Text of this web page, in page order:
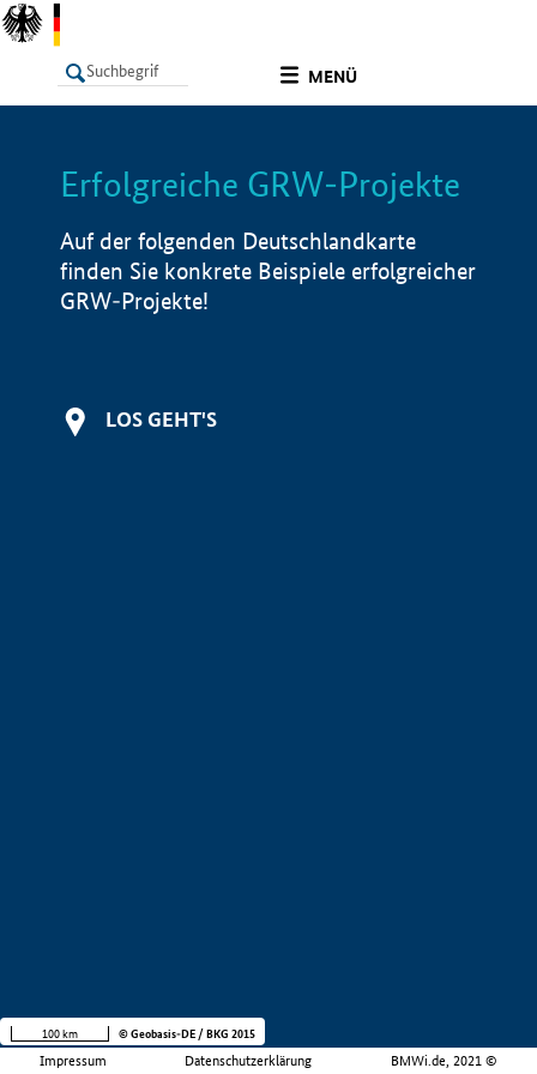
MENÜ
LISTE Info
Erfolgreiche GRW-Projekte
Auf der folgenden Deutschlandkarte
finden Sie konkrete Beispiele erfolgreicher
GRW-Projekte!
LOS GEHT'S
Impressum Datenschutzerklärung BMWi.de, 2021 ©
100 km © Geobasis-DE / BKG 2015